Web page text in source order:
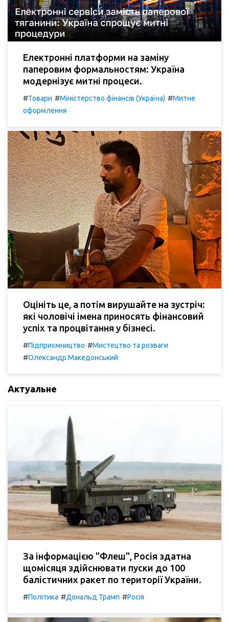
Електронні платформи на заміну
паперовим формальностям: Україна
модернізує митні процеси.
#Товари #Міністерство фінансів (Україна) #Митне
оформлення
Оцініть це, а потім вирушайте на зустріч:
які чоловічі імена приносять фінансовий
успіх та процвітання у бізнесі.
#Підприємництво #Мистецтво та розваги
#Олександр Македонський
Актуальне
За інформацією "Флеш", Росія здатна
щомісяця здійснювати пуски до 100
балістичних ракет по території України.
#Політика #Дональд Трамп #Росія